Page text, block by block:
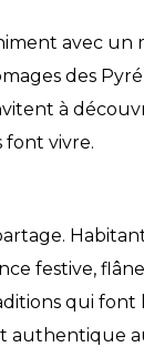
avec un
des
à
font vivre.
festive,
qui
authentique